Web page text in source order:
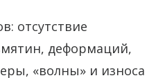
отсутствие
деформаций,
«волны» и износа